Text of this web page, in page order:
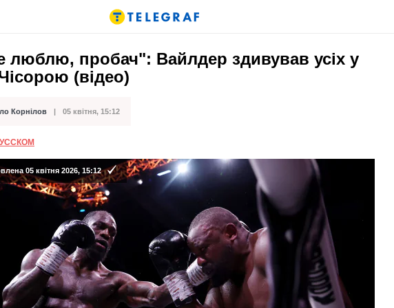
люблю, пробач": Вайлдер здивував усіх у
(відео)
Корнілов 05 квітня, 15:12
05 квітня 2026, 15:12